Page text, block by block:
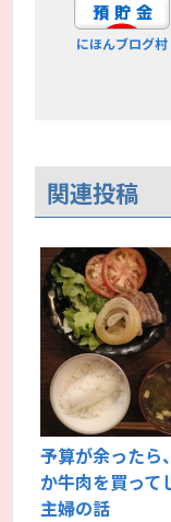
にほんブログ村
関連投稿
予算が余ったら
か牛肉を買って
主婦の話